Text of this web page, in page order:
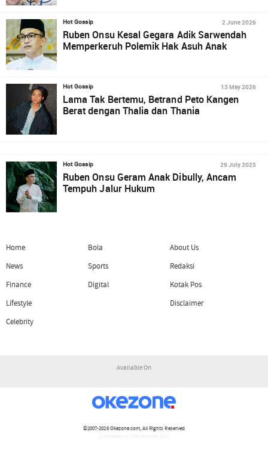
Hot Gossip 2 June 2026
Ruben Onsu Kesal Gegara Adik Sarwendah
Memperkeruh Polemik Hak Asuh Anak
Hot Gossip 13 May 2026
Lama Tak Bertemu, Betrand Peto Kangen
Berat dengan Thalia dan Thania
Hot Gossip 29 July 2025
Ruben Onsu Geram Anak Dibully, Ancam
Tempuh Jalur Hukum
Home
News
Finance
Lifestyle
Celebrity
Bola
Sports
Digital
About Us
Redaksi
Kotak Pos
Disclaimer
Available On
©2007-2026Okezone.com, All Rights Reserved